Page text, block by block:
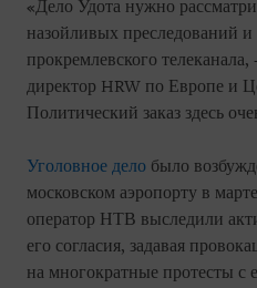
«Дело Удота нужно
назойливых преследований
прокремлевского
директор HRW по Европе и
Политический заказ здесь
Уголовное дело было
московском аэропорту в
оператор НТВ выследили
его согласия, задавая
на многократные протесты с